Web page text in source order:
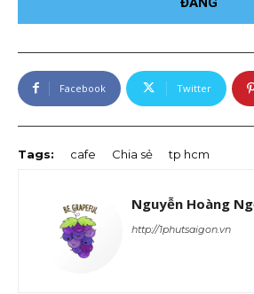
Facebook Twitter
Tags: cafe Chia sẻ tp hcm
Nguyễn Hoàng
http://1phutsaigon.vn